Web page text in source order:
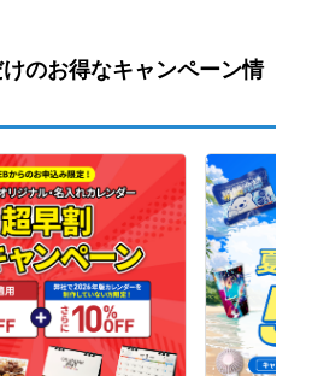
けのお得なキャンペーン情